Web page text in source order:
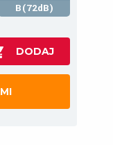
B(72dB)